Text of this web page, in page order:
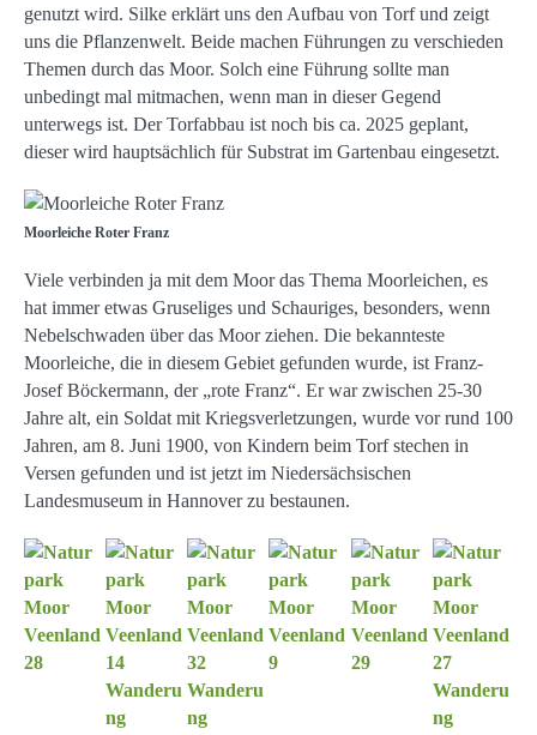
genutzt wird. Silke erklärt uns den Aufbau von Torf und zeigt
uns die Pflanzenwelt. Beide machen Führungen zu verschieden
Themen durch das Moor. Solch eine Führung sollte man
unbedingt mal mitmachen, wenn man in dieser Gegend
unterwegs ist. Der Torfabbau ist noch bis ca. 2025 geplant,
dieser wird hauptsächlich für Substrat im Gartenbau eingesetzt.
Moorleiche Roter Franz
Viele verbinden ja mit dem Moor das Thema Moorleichen, es
hat immer etwas Gruseliges und Schauriges, besonders, wenn
Nebelschwaden über das Moor ziehen. Die bekannteste
Moorleiche, die in diesem Gebiet gefunden wurde, ist Franz-
Josef Böckermann, der „rote Franz“. Er war zwischen 25-30
Jahre alt, ein Soldat mit Kriegsverletzungen, wurde vor rund 100
Jahren, am 8. Juni 1900, von Kindern beim Torf stechen in
Versen gefunden und ist jetzt im Niedersächsischen
Landesmuseum in Hannover zu bestaunen.